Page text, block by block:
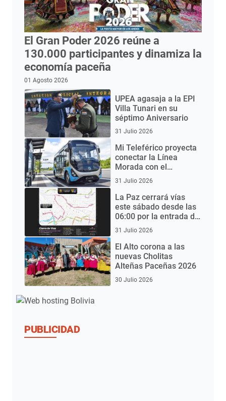
El Gran Poder 2026 reúne a
130.000 participantes y dinamiza la
economía paceña
01 Agosto 2026
UPEA agasaja a la EPI
Villa Tunari en su
séptimo Aniversario
31 Julio 2026
Mi Teleférico proyecta
conectar la Línea
Morada con el
Aeropuerto de El Alto
eléctricos
31 Julio 2026
La Paz cerrará vías
este sábado desde las
06:00 por la entrada del
Gran Poder 2026
31 Julio 2026
El Alto corona a las
nuevas Cholitas
Alteñas Paceñas 2026
30 Julio 2026
PUBLICIDAD